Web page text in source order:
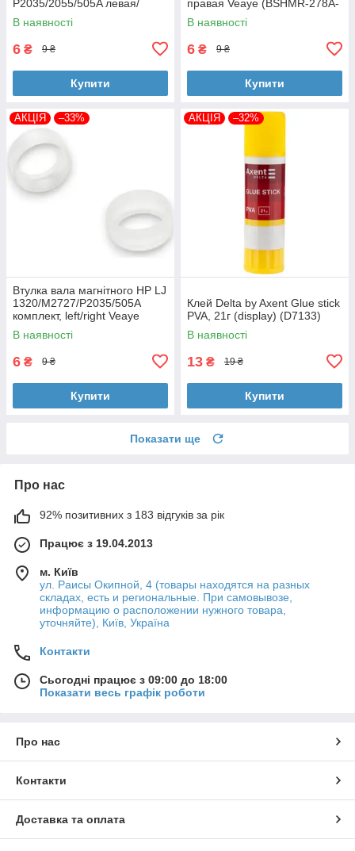
P2035/2055/505A левая/
правая Veaye (BSHMR-505A-
VE)
В наявності
6 ₴ 9 ₴
Купити
правая Veaye (BSHMR-278A-
VE)
В наявності
6 ₴ 9 ₴
Купити
АКЦІЯ –33%
Втулка вала магнітного HP LJ
1320/M2727/P2035/505A
комплект, left/right Veaye
(BSHMR-505U-VE)
В наявності
6 ₴ 9 ₴
Купити
АКЦІЯ –32%
Клей Delta by Axent Glue stick
PVA, 21г (display) (D7133)
В наявності
13 ₴ 19 ₴
Купити
Показати ще
Про нас
92% позитивних з 183 відгуків за рік
Працює з 19.04.2013
м. Київ
ул. Раисы Окипной, 4 (товары находятся на разных
складах, есть и региональные. При самовывозе,
информацию о расположении нужного товара,
уточняйте), Київ, Україна
Контакти
Сьогодні працює з 09:00 до 18:00
Показати весь графік роботи
Про нас
Контакти
Доставка та оплата